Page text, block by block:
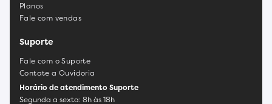
Planos
Fale com vendas
Suporte
Fale com o Suporte
Contate a Ouvidoria
Horário de atendimento Suporte
Segunda a sexta: 8h às 18h